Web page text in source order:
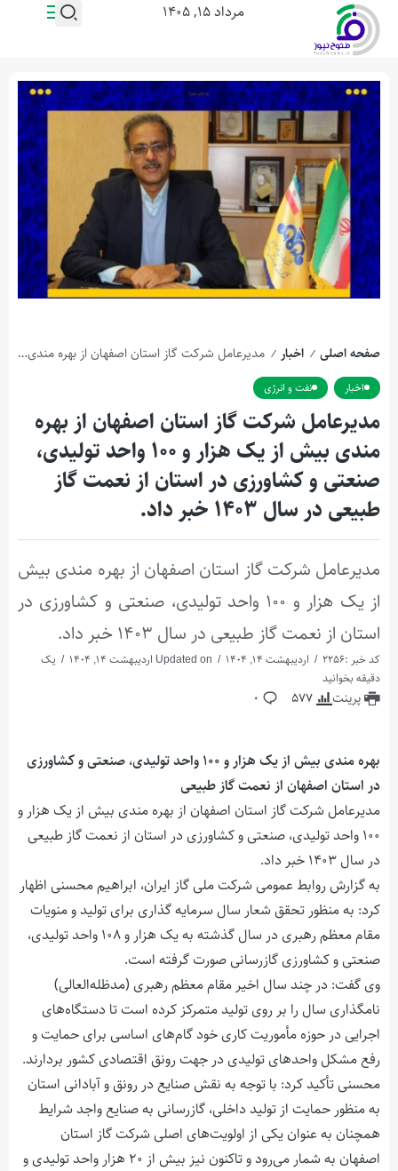
مرداد ۱۵, ۱۴۰۵
صفحه اصلی / اخبار / مدیرعامل شرکت گاز استان اصفهان از بهره مندی بیش از یک هزار و ۱۰۰ واحد تولیدی، صنعتی و کشاورزی در استان از نعمت گاز طبیعی در سال ۱۴۰۳ خبر داد.
اخبار نفت و انرژی
مدیرعامل شرکت گاز استان اصفهان از بهره
مندی بیش از یک هزار و ۱۰۰ واحد تولیدی،
صنعتی و کشاورزی در استان از نعمت گاز
طبیعی در سال ۱۴۰۳ خبر داد.
مدیرعامل شرکت گاز استان اصفهان از بهره مندی بیش
از یک هزار و ۱۰۰ واحد تولیدی، صنعتی و کشاورزی در
استان از نعمت گاز طبیعی در سال ۱۴۰۳ خبر داد.
کد خبر :2256 اردیبهشت 14, 1404
یک
دقیقه بخوانید
پرینت 577
0
بهره مندی بیش از یک هزار و ۱۰۰
واحد تولیدی، صنعتی و کشاورزی
در استان اصفهان از نعمت گاز طبیعی
مدیرعامل شرکت گاز استان اصفهان از بهره مندی بیش از یک هزار و
۱۰۰ واحد تولیدی، صنعتی و کشاورزی در استان از نعمت گاز طبیعی
در سال ۱۴۰۳ خبر داد.
به گزارش روابط عمومی شرکت ملی گاز ایران، ابراهیم محسنی اظهار
کرد: به منظور تحقق شعار سال سرمایه گذاری برای تولید و منویات
مقام معظم رهبری در سال گذشته به یک هزار و ۱۰۸ واحد تولیدی،
صنعتی و کشاورزی گازرسانی صورت گرفته است.
وی گفت: در چند سال اخیر مقام معظم رهبری (مدظله‌العالی)
نامگذاری سال را بر روی تولید متمرکز کرده است تا دستگاه‌های
اجرایی در حوزه مأموریت کاری خود گام‌های اساسی برای حمایت و
رفع مشکل واحد‌های تولیدی در جهت رونق اقتصادی کشور بردارند.
محسنی تأکید کرد: با توجه به نقش صنایع در رونق و آبادانی استان
به منظور حمایت از تولید داخلی، گازرسانی به صنایع واجد شرایط
همچنان به عنوان یکی از اولویت‌های اصلی شرکت گاز استان
اصفهان به شمار می‌رود و تاکنون نیز بیش از ۲۰ هزار واحد تولیدی و